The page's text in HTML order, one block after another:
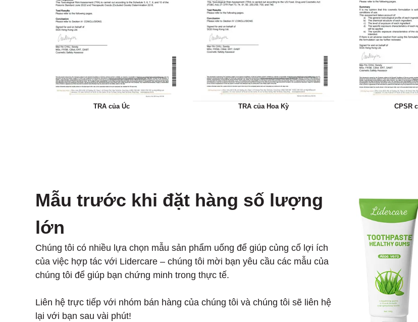
TRA của Úc TRA của Hoa Kỳ CPSR
Mẫu trước khi đặt hàng số lượng
lớn
Chúng tôi có nhiều lựa chọn mẫu sản phẩm uống để giúp củng cố lợi ích
của việc hợp tác với Lidercare – chúng tôi mời bạn yêu cầu các mẫu của
chúng tôi để giúp bạn chứng minh trong thực tế.
Liên hệ trực tiếp với nhóm bán hàng của chúng tôi và chúng tôi sẽ liên hệ
lại với bạn sau vài phút!